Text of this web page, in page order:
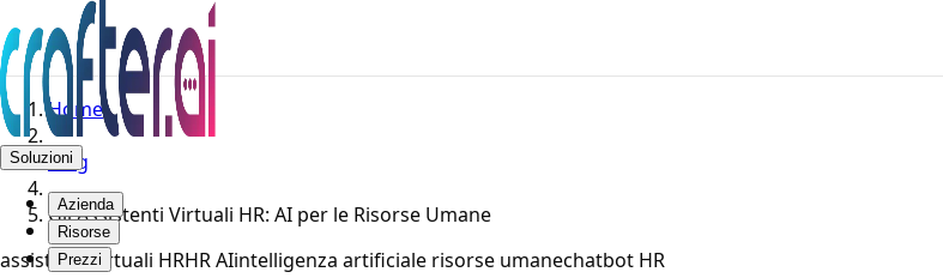
Soluzioni
Azienda
Risorse
Prezzi
Home
Blog
Gli Assistenti Virtuali HR: AI per le Risorse Umane
assistenti virtuali HRHR AIintelligenza artificiale risorse umanechatbot HR